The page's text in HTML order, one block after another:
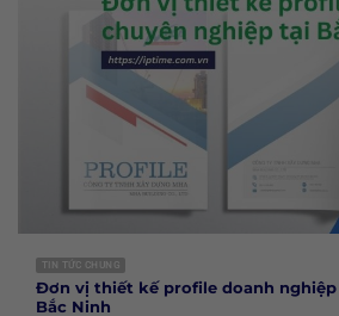
TIN TỨC CHUNG
Đơn vị thiết kế profile doanh
Bắc Ninh